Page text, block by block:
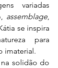
variadas
assemblage,
se inspira
para
imaterial.
na solidão do